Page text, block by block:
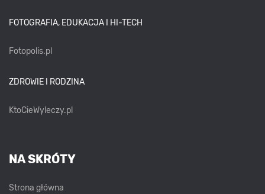
FOTOGRAFIA, EDUKACJA I HI-TECH
Fotopolis.pl
ZDROWIE I RODZINA
KtoCieWyleczy.pl
NA SKRÓTY
Strona główna